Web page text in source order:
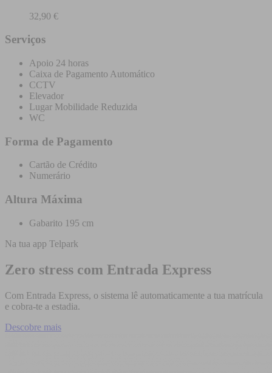
32,90 €
Serviços
Apoio 24 horas
Caixa de Pagamento Automático
CCTV
Elevador
Lugar Mobilidade Reduzida
WC
Forma de Pagamento
Cartão de Crédito
Numerário
Altura Máxima
Gabarito 195 cm
Na tua app Telpark
Zero stress com Entrada Express
Com Entrada Express, o sistema lê automaticamente a tua matrícula
e cobra-te a estadia.
Descobre mais